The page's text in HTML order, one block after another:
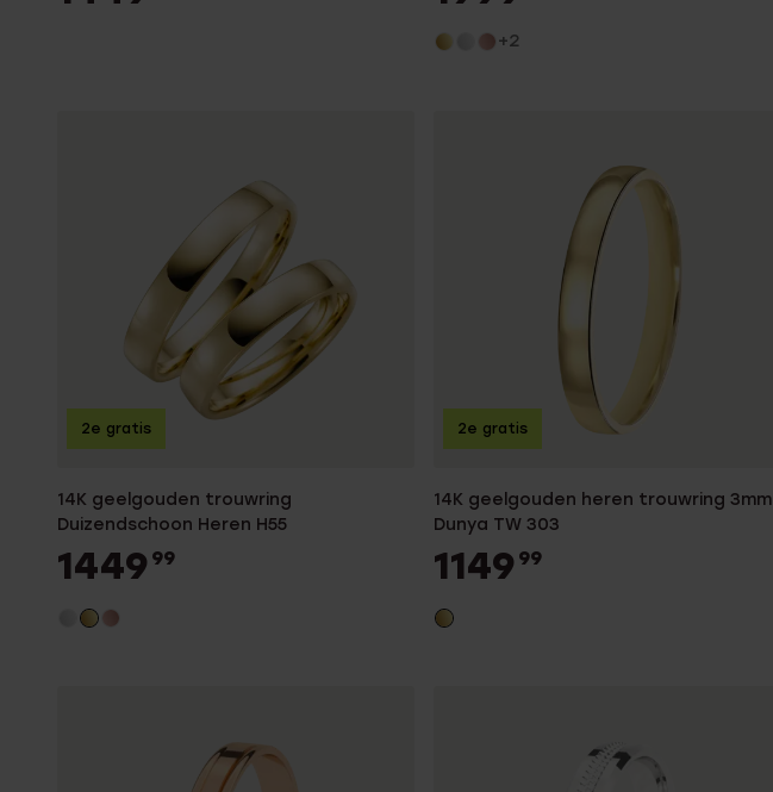
+2
14K geelgouden trouwring
Duizendschoon Heren H55
1449 99
2e gratis
14K geelgouden heren trouwring 3mm
Dunya TW 303
1149 99
2e gratis